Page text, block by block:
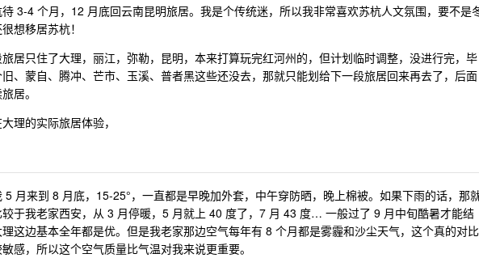
3-4 个月，12 月底回云南昆明旅居。我是个传统迷，所以我非常喜欢苏杭人文氛围，要不是
想移居苏杭！
居只住了大理，丽江，弥勒，昆明，本来打算玩完红河州的，但计划临时调整，没进行完，毕
、蒙自、腾冲、芒市、玉溪、普者黑这些还没去，那就只能划给下一段旅居回来再去了，后面
居。
理的实际旅居体验，
月来到 8 月底，15-25°，一直都是早晚加外套，中午穿防晒，晚上棉被。如果下雨的话，那
于我老家西安，从 3 月停暖，5 月就上 40 度了，7 月 43 度… 一般过了 9 月中旬酷暑才能结
这边基本全年都是优。但是我老家那边空气每年有 8 个月都是雾霾和沙尘天气，这个真的对比
感，所以这个空气质量比气温对我来说更重要。